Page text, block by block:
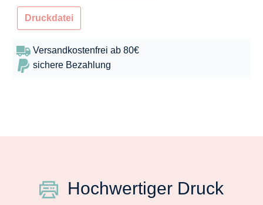
Druckdatei
Versandkostenfrei ab 80€
sichere Bezahlung
Hochwertiger Druck